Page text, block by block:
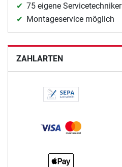
75 eigene Servicetechniker
Montageservice möglich
ZAHLARTEN